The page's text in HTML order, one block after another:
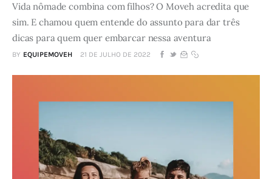
Vida nômade combina com filhos? O Moveh acredita que
sim. E chamou quem entende do assunto para dar três
dicas para quem quer embarcar nessa aventura
BY EQUIPEMOVEH 21 DE JULHO DE 2022